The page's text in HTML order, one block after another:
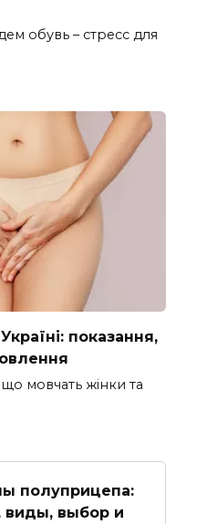
обувь – стресс для
показання,
мовчать жінки та
полуприцепа:
виды, выбор и